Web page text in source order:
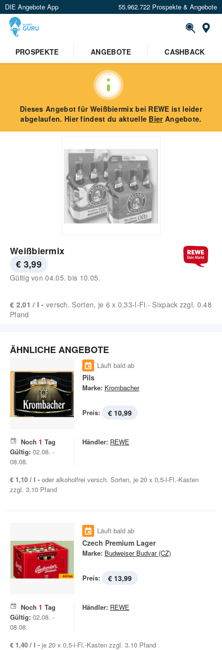
DIE Angebote App 55.962.722 Prospekte & Angebote
PROSPEKTE
ANGEBOTE CASHBACK
Dieses Angebot für Weißbiermix bei REWE ist leider
abgelaufen. Hier findest du aktuelle Bier Angebote.
Weißbiermix
€ 3,99
Gültig von04.05. bis 10.05.
€ 2,01 / l - versch. Sorten, je 6 x 0,33-l-Fl.- Sixpack zzgl. 0.48
Pfand
ÄHNLICHE ANGEBOTE
Läuft bald ab
Pils
Marke: Krombacher
Preis: € 10,99
Noch 1 Tag
Gültig: 02.08. -
08.08.
Händler: REWE
€ 1,10 / l - oder alkoholfrei versch. Sorten, je 20 x 0,5-l-Fl.-Kasten
zzgl. 3.10 Pfand
Läuft bald ab
Czech Premium Lager
Marke: Budweiser Budvar (CZ)
Preis: € 13,99
Noch 1 Tag
Gültig: 02.08. -
08.08.
Händler: REWE
€ 1,40 / l - je 20 x 0,5-l-Fl.-Kasten zzgl. 3.10 Pfand